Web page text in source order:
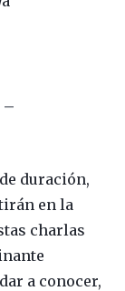
–
duración,
en la
charlas
a conocer,